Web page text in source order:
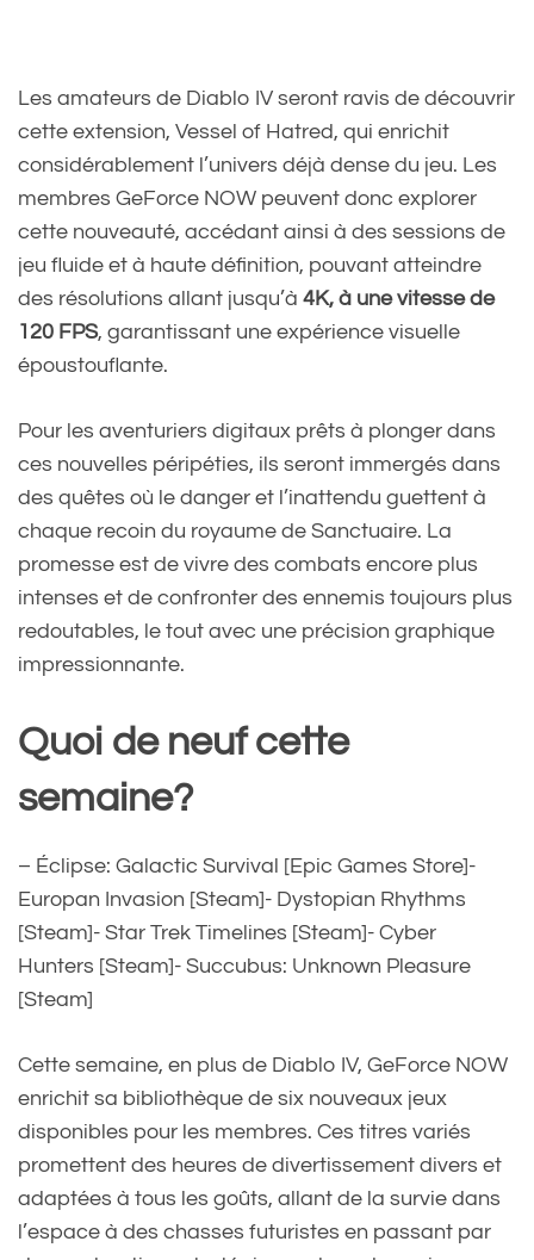
Les amateurs de Diablo IV seront ravis de découvrir
cette extension, Vessel of Hatred, qui enrichit
considérablement l’univers déjà dense du jeu. Les
membres GeForce NOW peuvent donc explorer
cette nouveauté, accédant ainsi à des sessions de
jeu fluide et à haute définition, pouvant atteindre
des résolutions allant jusqu’à 4K, à une vitesse de
120 FPS, garantissant une expérience visuelle
époustouflante.
Pour les aventuriers digitaux prêts à plonger dans
ces nouvelles péripéties, ils seront immergés dans
des quêtes où le danger et l’inattendu guettent à
chaque recoin du royaume de Sanctuaire. La
promesse est de vivre des combats encore plus
intenses et de confronter des ennemis toujours plus
redoutables, le tout avec une précision graphique
impressionnante.
Quoi de neuf cette
semaine?
– Éclipse: Galactic Survival [Epic Games Store]-
Europan Invasion [Steam]- Dystopian Rhythms
[Steam]- Star Trek Timelines [Steam]- Cyber
Hunters [Steam]- Succubus: Unknown Pleasure
[Steam]
Cette semaine, en plus de Diablo IV, GeForce NOW
enrichit sa bibliothèque de six nouveaux jeux
disponibles pour les membres. Ces titres variés
promettent des heures de divertissement divers et
adaptées à tous les goûts, allant de la survie dans
l’espace à des chasses futuristes en passant par